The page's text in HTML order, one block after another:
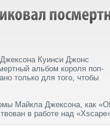
Куинси Джонс
альбом короля поп-
только для того, чтобы
Майкла Джексона, как
в работе над